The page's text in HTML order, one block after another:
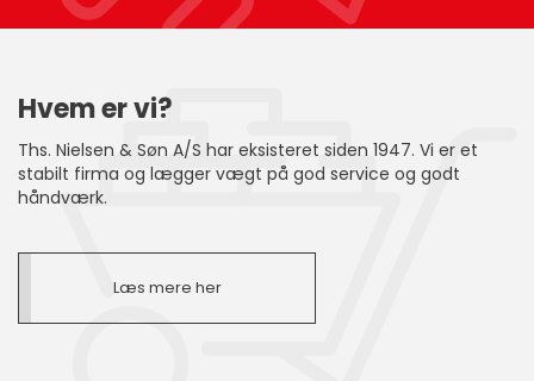
Hvem er vi?
Ths. Nielsen & Søn A/S har eksisteret siden 1947. Vi er et
stabilt firma og lægger vægt på god service og godt
håndværk.
Læs mere her